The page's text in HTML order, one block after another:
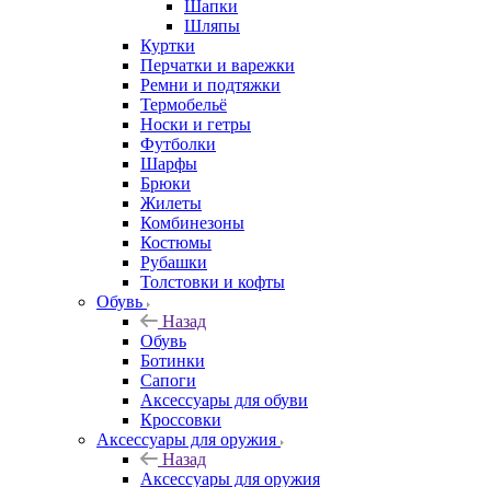
Шапки
Шляпы
Куртки
Перчатки и варежки
Ремни и подтяжки
Термобельё
Носки и гетры
Футболки
Шарфы
Брюки
Жилеты
Комбинезоны
Костюмы
Рубашки
Толстовки и кофты
Обувь
Назад
Обувь
Ботинки
Сапоги
Аксессуары для обуви
Кроссовки
Аксессуары для оружия
Назад
Аксессуары для оружия